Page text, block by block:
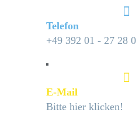
Telefon
+49 392 01 - 27 28 0
E-Mail
Bitte hier klicken!